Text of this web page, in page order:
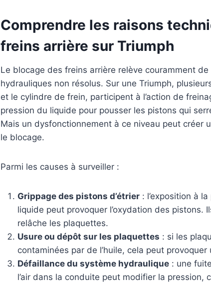
Comprendre les raisons
freins arrière sur Triumph
Le blocage des freins arrière relève couramment
hydrauliques non résolus. Sur une Triumph,
et le cylindre de frein, participent à l’action de
pression du liquide pour pousser les pistons qui
Mais un dysfonctionnement à ce niveau peut créer
le blocage.
Parmi les causes à surveiller :
Grippage des pistons d’étrier : l’exposition à
liquide peut provoquer l’oxydation des pistons.
relâche les plaquettes.
Usure ou dépôt sur les plaquettes : si les
contaminées par de l’huile, cela peut
Défaillance du système hydraulique : une
l’air dans la conduite peut modifier la pression,